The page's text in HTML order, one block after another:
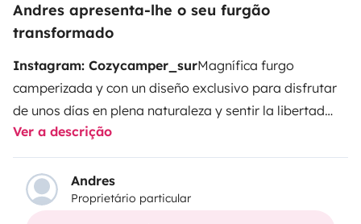
Andres apresenta-lhe o seu furgão
transformado
Instagram: Cozycamper_surMagnífica furgo
camperizada y con un diseño exclusivo para disfrutar
de unos días en plena naturaleza y sentir la libertad
que necesitas. Paz, relax y diversión en el lugar que tú
elijas, pudiendo disfrutar de todas las
comodidades.Dispone de todo lo necesario para hacer
de tú viaje un momento único.
Ver a descrição
Andres
Proprietário particular